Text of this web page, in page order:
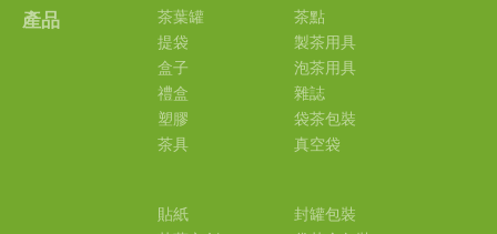
產品
茶葉罐
提袋
盒子
禮盒
塑膠
茶具
茶點
製茶用具
泡茶用具
雜誌
袋茶包裝
真空袋
貼紙
封罐包裝